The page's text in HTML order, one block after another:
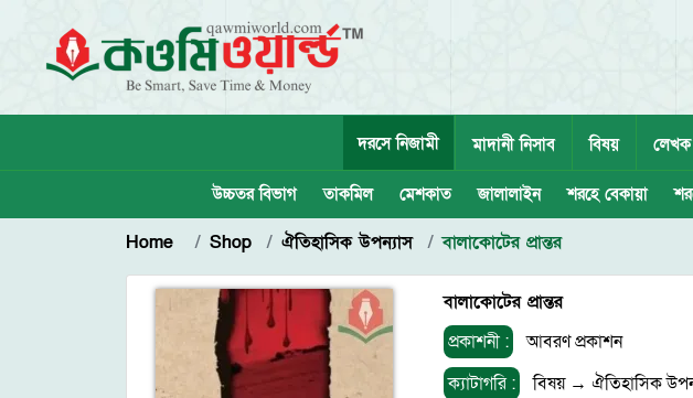
দরসে নিজামী মাদানী নিসাব বিষয় লেখক
উচ্চতর বিভাগ তাকমিল মেশকাত জালালাইন শরহে বেকায়া
Home Shop ঐতিহাসিক উপন্যাস বালাকোটের প্রান্তর
বালাকোটের প্রান্তর
প্রকাশনী :
আবরণ প্রকাশন
ক্যাটাগরি :
বিষয়→ ঐতিহাসিক